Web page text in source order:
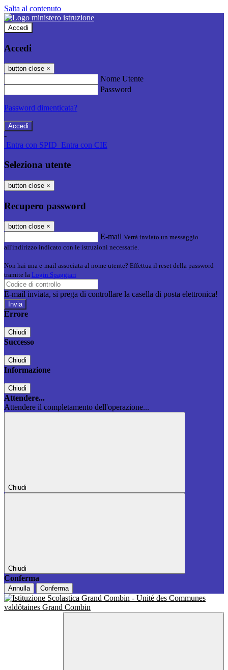
Salta al contenuto
Accedi
Accedi
button close ×
Nome Utente
Password
Password dimenticata?
-
Entra con SPID Entra con CIE
Seleziona utente
button close ×
Recupero password
button close ×
E-mail Verrà inviato un messaggio
all'indirizzo indicato con le istruzioni necessarie.
Non hai una e-mail associata al nome utente? Effettua il reset della password
tramite la Login Spaggiari
E-mail inviata, si prega di controllare la casella di posta elettronica!
Errore
Chiudi
Successo
Chiudi
Informazione
Chiudi
Attendere...
Attendere il completamento dell'operazione...
Chiudi
Chiudi
Conferma
Annulla Conferma